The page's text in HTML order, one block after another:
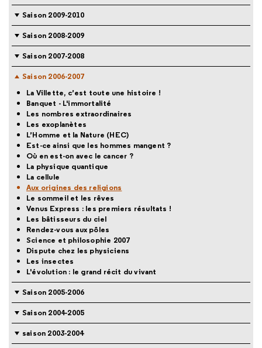
Saison 2009-2010
Saison 2008-2009
Saison 2007-2008
Saison 2006-2007
La Villette, c’est toute une histoire !
Banquet - L'immortalité
Les nombres extraordinaires
Les exoplanètes
L’Homme et la Nature (HEC)
Est-ce ainsi que les hommes mangent ?
Où en est-on avec le cancer ?
La physique quantique
La cellule
Aux origines des religions
Le sommeil et les rêves
Venus Express : les premiers résultats !
Les bâtisseurs du ciel
Rendez-vous aux pôles
Science et philosophie 2007
Dispute chez les physiciens
Les insectes
L'évolution : le grand récit du vivant
Saison 2005-2006
Saison 2004-2005
saison 2003-2004